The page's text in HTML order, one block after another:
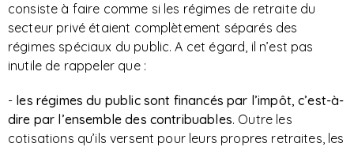
consiste à faire comme si les régimes de retraite du
secteur privé étaient complètement séparés des
régimes spéciaux du public. A cet égard, il n’est pas
inutile de rappeler que :
- les régimes du public sont financés par l’impôt, c’est-à-
dire par l’ensemble des contribuables. Outre les
cotisations qu’ils versent pour leurs propres retraites, les